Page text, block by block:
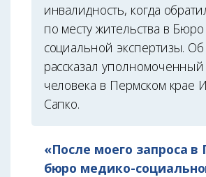
инвалидность, когда
по месту жительства в
социальной экспертизы. Об
рассказал
человека в Пермском крае
Сапко.
«После моего запроса в
бюро медико-